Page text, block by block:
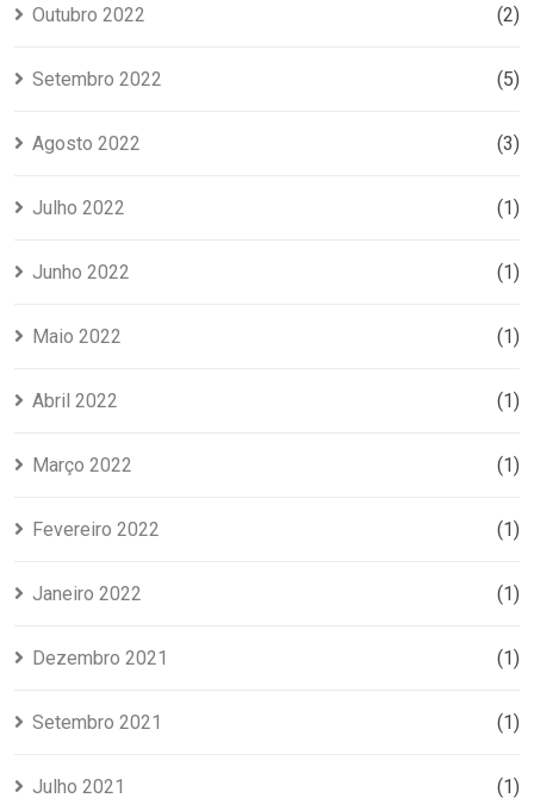
Outubro 2022 (2)
Setembro 2022 (5)
Agosto 2022 (3)
Julho 2022 (1)
Junho 2022 (1)
Maio 2022 (1)
Abril 2022 (1)
Março 2022 (1)
Fevereiro 2022 (1)
Janeiro 2022 (1)
Dezembro 2021 (1)
Setembro 2021 (1)
Julho 2021 (1)